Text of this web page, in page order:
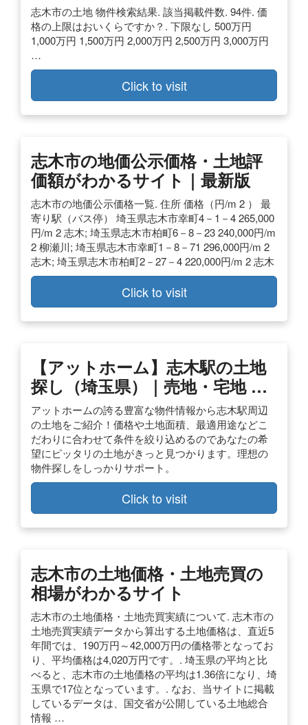
志木市の土地 物件検索結果. 該当掲載件数. 94件. 価
格の上限はおいくらですか？. 下限なし 500万円
1,000万円 1,500万円 2,000万円 2,500万円 3,000万円
…
Click to visit
志木市の地価公示価格・土地評
価額がわかるサイト｜最新版
志木市の地価公示価格一覧. 住所 価格（円/m 2 ） 最
寄り駅（バス停） 埼玉県志木市幸町4－1－4 265,000
円/m 2 志木; 埼玉県志木市柏町6－8－23 240,000円/m
2 柳瀬川; 埼玉県志木市幸町1－8－71 296,000円/m 2
志木; 埼玉県志木市柏町2－27－4 220,000円/m 2 志木
Click to visit
【アットホーム】志木駅の土地
探し（埼玉県）｜売地・宅地 …
アットホームの誇る豊富な物件情報から志木駅周辺
の土地をご紹介！価格や土地面積、最適用途などこ
だわりに合わせて条件を絞り込めるのであなたの希
望にピッタリの土地がきっと見つかります。理想の
物件探しをしっかりサポート。
Click to visit
志木市の土地価格・土地売買の
相場がわかるサイト
志木市の土地価格・土地売買実績について. 志木市の
土地売買実績データから算出する土地価格は、直近5
年間では、190万円～42,000万円の価格帯となってお
り、平均価格は4,020万円です。. 埼玉県の平均と比
べると、志木市の土地価格の平均は1.36倍になり、埼
玉県で17位となっています。. なお、当サイトに掲載
しているデータは、国交省が公開している土地総合
情報 …